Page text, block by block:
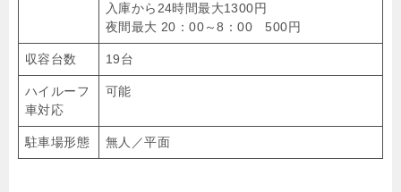
入庫から24時間最大1300円
夜間最大 20：00～8：00 500円
収容台数 19台
ハイルーフ
車対応
可能
駐車場形態 無人／平面